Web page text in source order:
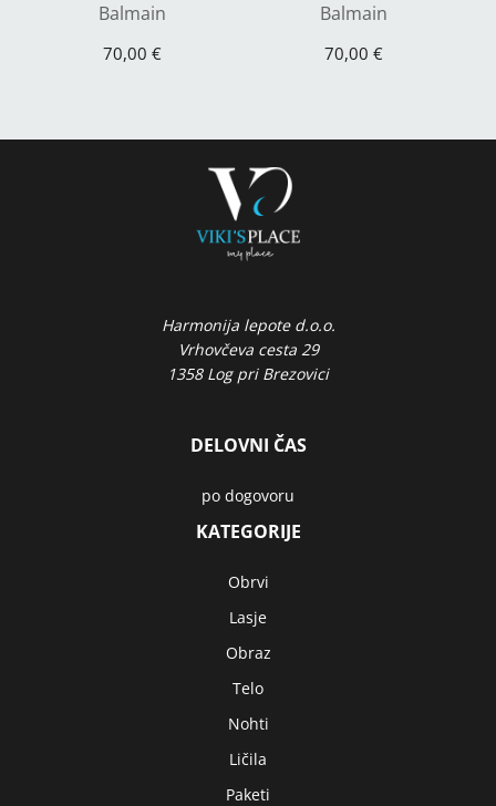
Balmain
70,00 €
Balmain
70,00 €
Harmonija lepote d.o.o.
Vrhovčeva cesta 29
1358 Log pri Brezovici
DELOVNI ČAS
po dogovoru
KATEGORIJE
Obrvi
Lasje
Obraz
Telo
Nohti
Ličila
Paketi